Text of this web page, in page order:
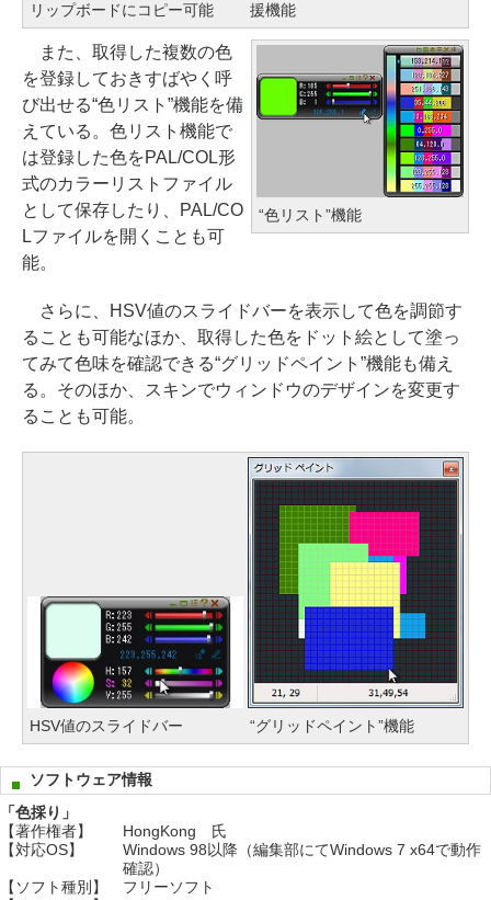
リップボードにコピー可能
援機能
“色リスト”機能
また、取得した複数の色
を登録しておきすばやく呼
び出せる“色リスト”機能を備
えている。色リスト機能で
は登録した色をPAL/COL形
式のカラーリストファイル
として保存したり、PAL/CO
Lファイルを開くことも可
能。
さらに、HSV値のスライドバーを表示して色を調節す
ることも可能なほか、取得した色をドット絵として塗っ
てみて色味を確認できる“グリッドペイント”機能も備え
る。そのほか、スキンでウィンドウのデザインを変更す
ることも可能。
HSV値のスライドバー “グリッドペイント”機能
ソフトウェア情報
「色採り」
【著作権者】
HongKong 氏
【対応OS】
Windows 98以降（編集部にてWindows 7 x64で動作
確認）
【ソフト種別】
フリーソフト